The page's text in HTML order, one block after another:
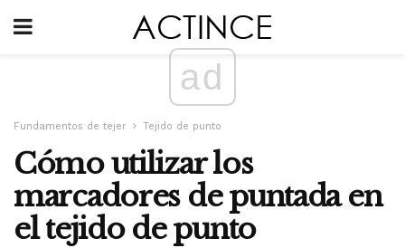
ad
Fundamentos de tejer Tejido de punto
Cómo utilizar los
marcadores de puntada en
el tejido de punto